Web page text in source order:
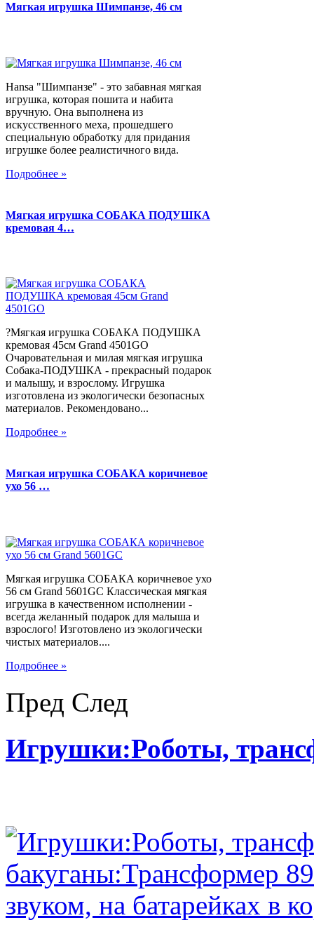
Мягкая игрушка Шимпанзе, 46 см
Hansa "Шимпанзе" - это забавная мягкая
игрушка, которая пошита и набита
вручную. Она выполнена из
искусственного меха, прошедшего
специальную обработку для придания
игрушке более реалистичного вида.
Подробнее »
Мягкая игрушка СОБАКА ПОДУШКА
кремовая 4…
?Мягкая игрушка СОБАКА ПОДУШКА
кремовая 45см Grand 4501GO
Очаровательная и милая мягкая игрушка
Собака-ПОДУШКА - прекрасный подарок
и малышу, и взрослому. Игрушка
изготовлена из экологически безопасных
материалов. Рекомендовано...
Подробнее »
Мягкая игрушка СОБАКА коричневое
ухо 56 …
Мягкая игрушка СОБАКА коричневое ухо
56 см Grand 5601GC Классическая мягкая
игрушка в качественном исполнении -
всегда желанный подарок для малыша и
взрослого! Изготовлено из экологически
чистых материалов....
Подробнее »
Пред След
Игрушки:Роботы,